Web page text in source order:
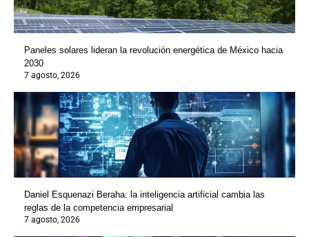
Paneles solares lideran la revolución energética de México hacia
2030
7 agosto, 2026
Daniel Esquenazi Beraha: la inteligencia artificial cambia las
reglas de la competencia empresarial
7 agosto, 2026